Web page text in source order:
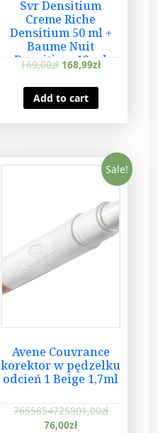
Svr Densitium
Creme Riche
Densitium 50 ml +
Baume Nuit
Densitium 13 ml
169,00zł 168,99zł
Add to cart
Sale!
Avene Couvrance
korektor w pędzelku
odcień 1 Beige 1,7ml
7655854725801,00zł
76,00zł